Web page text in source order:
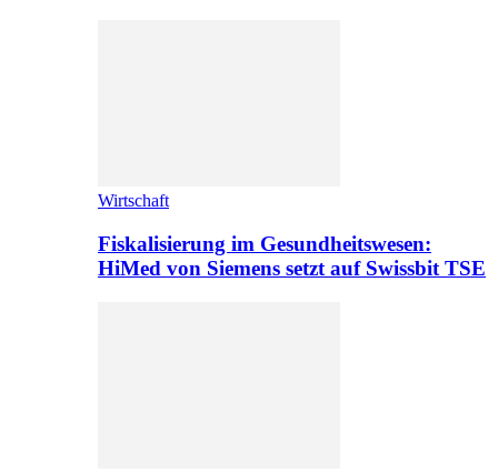
Wirtschaft
Fiskalisierung im Gesundheitswesen:
HiMed von Siemens setzt auf Swissbit TSE